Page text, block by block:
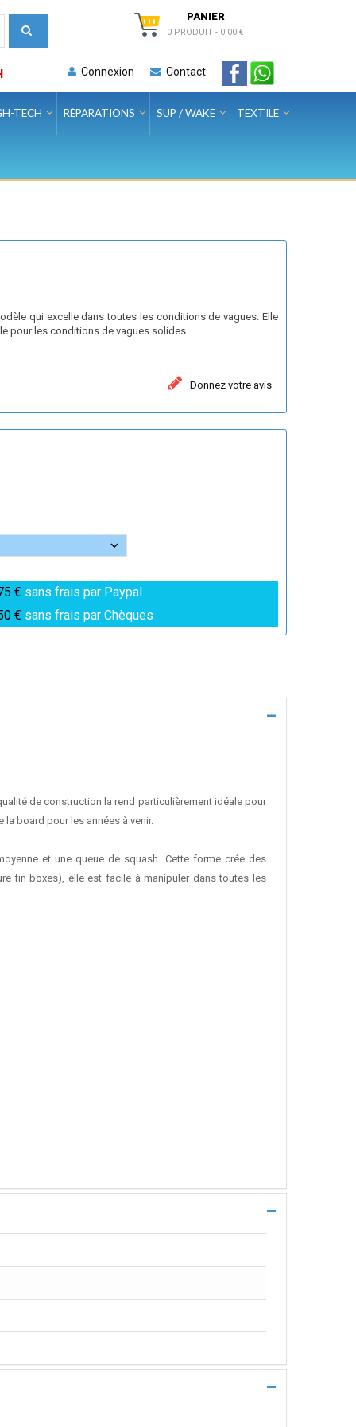
PANIER
0 PRODUIT - 0,00 €
Connexion Contact
TECH RÉPARATIONS SUP / WAKE TEXTILE
qui excelle dans toutes les conditions de vagues. Elle
pour les conditions de vagues solides.
Donnez votre avis
€ sans frais par Paypal
€ sans frais par Chèques
de construction la rend particulièrement idéale pour
board pour les années à venir.
et une queue de squash. Cette forme crée des
fin boxes), elle est facile à manipuler dans toutes les